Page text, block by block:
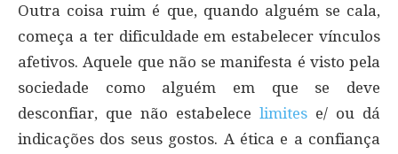
Outra coisa ruim é que, quando alguém se cala,
começa a ter dificuldade em estabelecer vínculos
afetivos. Aquele que não se manifesta é visto pela
sociedade como alguém em que se deve
desconfiar, que não estabelece limites e/ ou dá
indicações dos seus gostos. A ética e a confiança